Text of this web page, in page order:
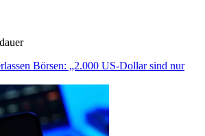
Börsen: „2.000 US-Dollar sind nur